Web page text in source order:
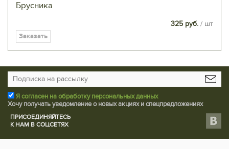
Брусника
325 руб. / шт
Заказать
Я согласен на обработку персональных данных
Хочу получать уведомление о новых акциях и спецпредложениях
ПРИСОЕДИНЯЙТЕСЬ
К НАМ В СОЦСЕТЯХ